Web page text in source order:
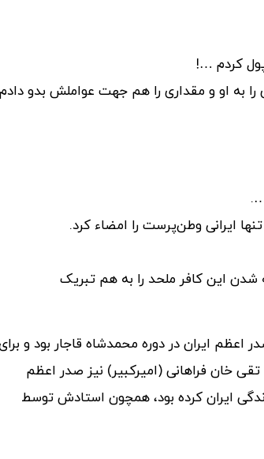
کردم …!
به او و مقداری را هم جهت عواملش بدو دادم
ایرانی وطن‌پرست را امضاﺀ کرد.
این کافر ملحد را به هم تبریک
اعظم ایران در دوره محمدشاه قاجار بود و
خان فراهانی (امیرکبیر) نیز صدر اعظم
ایران کرده بود، همچون استادش توسط